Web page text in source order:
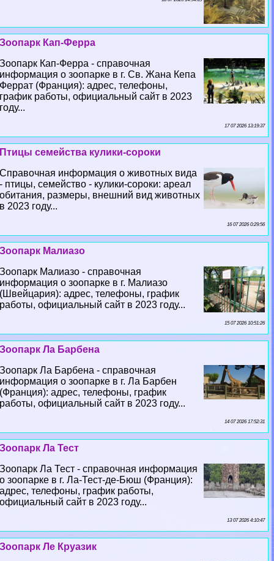
Зоопарк Кап-Ферра
Зоопарк Кап-Ферра - справочная
информация о зоопарке в г. Св. Жана Кепа
Феррат (Франция): адрес, телефоны,
график работы, официальный сайт в 2023
году...
17 07 2026 13:19:37
Птицы семейства кулики-сороки
Справочная информация о животных вида
- птицы, семейство - кулики-сороки: ареал
обитания, размеры, внешний вид животных
в 2023 году...
16 07 2026 0:29:56
Зоопарк Малиазо
Зоопарк Малиазо - справочная
информация о зоопарке в г. Малиазо
(Швейцария): адрес, телефоны, график
работы, официальный сайт в 2023 году...
15 07 2026 10:51:26
Зоопарк Ла Барбена
Зоопарк Ла Барбена - справочная
информация о зоопарке в г. Ла Барбен
(Франция): адрес, телефоны, график
работы, официальный сайт в 2023 году...
14 07 2026 17:52:31
Зоопарк Ла Тест
Зоопарк Ла Тест - справочная информация
о зоопарке в г. Ла-Тест-де-Бюш (Франция):
адрес, телефоны, график работы,
официальный сайт в 2023 году...
13 07 2026 4:10:47
Зоопарк Ле Круазик